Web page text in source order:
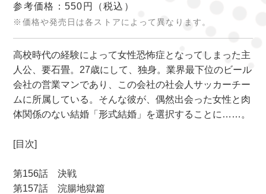
参考価格：550円
（税込）
※価格や発売日は各ストアによって異なります。
高校時代の経験によって女性恐怖症となってしまった主
人公、要石畳。27歳にして、独身。業界最下位のビール
会社の営業マンであり、この会社の社会人サッカーチー
ムに所属している。そんな彼が、偶然出会った女性と肉
体関係のない結婚「形式結婚」を選択することに……。
[目次]
第156話 決戦
第157話 浣腸地獄篇